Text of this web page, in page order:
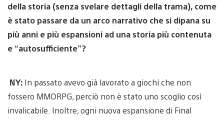
della storia (senza svelare dettagli della trama), come
è stato passare da un arco narrativo che si dipana su
più anni e più espansioni ad una storia più contenuta
e “autosufficiente”?
NY: In passato avevo già lavorato a giochi che non
fossero MMORPG, perciò non è stato uno scoglio così
invalicabile. Inoltre, ogni nuova espansione di Final